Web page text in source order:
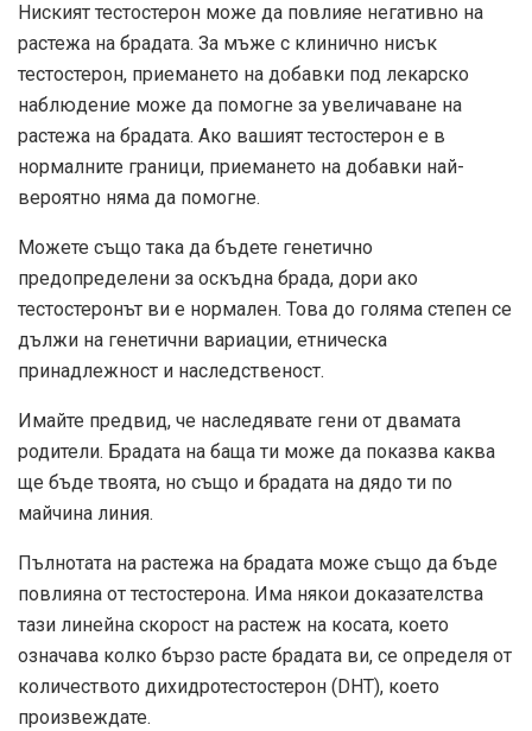
Ниският тестостерон може да повлияе негативно на
растежа на брадата. За мъже с клинично нисък
тестостерон, приемането на добавки под лекарско
наблюдение може да помогне за увеличаване на
растежа на брадата. Ако вашият тестостерон е в
нормалните граници, приемането на добавки най-
вероятно няма да помогне.
Можете също така да бъдете генетично
предопределени за оскъдна брада, дори ако
тестостеронът ви е нормален. Това до голяма степен се
дължи на генетични вариации, етническа
принадлежност и наследственост.
Имайте предвид, че наследявате гени от двамата
родители. Брадата на баща ти може да показва каква
ще бъде твоята, но също и брадата на дядо ти по
майчина линия.
Пълнотата на растежа на брадата може също да бъде
повлияна от тестостерона. Има някои доказателства
тази линейна скорост на растеж на косата, което
означава колко бързо расте брадата ви, се определя от
количеството дихидротестостерон (DHT), което
произвеждате.